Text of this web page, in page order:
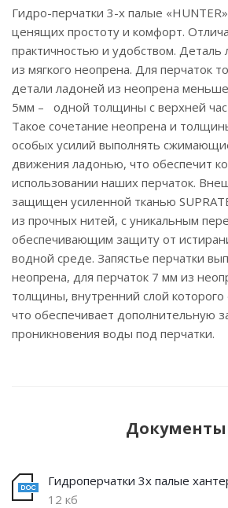
Гидро-перчатки 3-х палые
ценящих простоту и комфорт.
практичностью и удобством. Деталь
из мягкого неопрена. Для перчаток
детали ладоней из неопрена
5мм – одной толщины с верхней
Такое сочетание неопрена и
особых усилий выполнять
движения ладонью, что обеспечит
использовании наших перчаток.
защищен усиленной тканью
из прочных нитей, с уникальным
обеспечивающим защиту от
водной среде. Запястье перчатки
неопрена, для перчаток 7 мм из
толщины, внутренний слой которого
что обеспечивает дополнительную
проникновения воды под перчатки.
Документы
Гидроперчатки 3х палые
12 кб